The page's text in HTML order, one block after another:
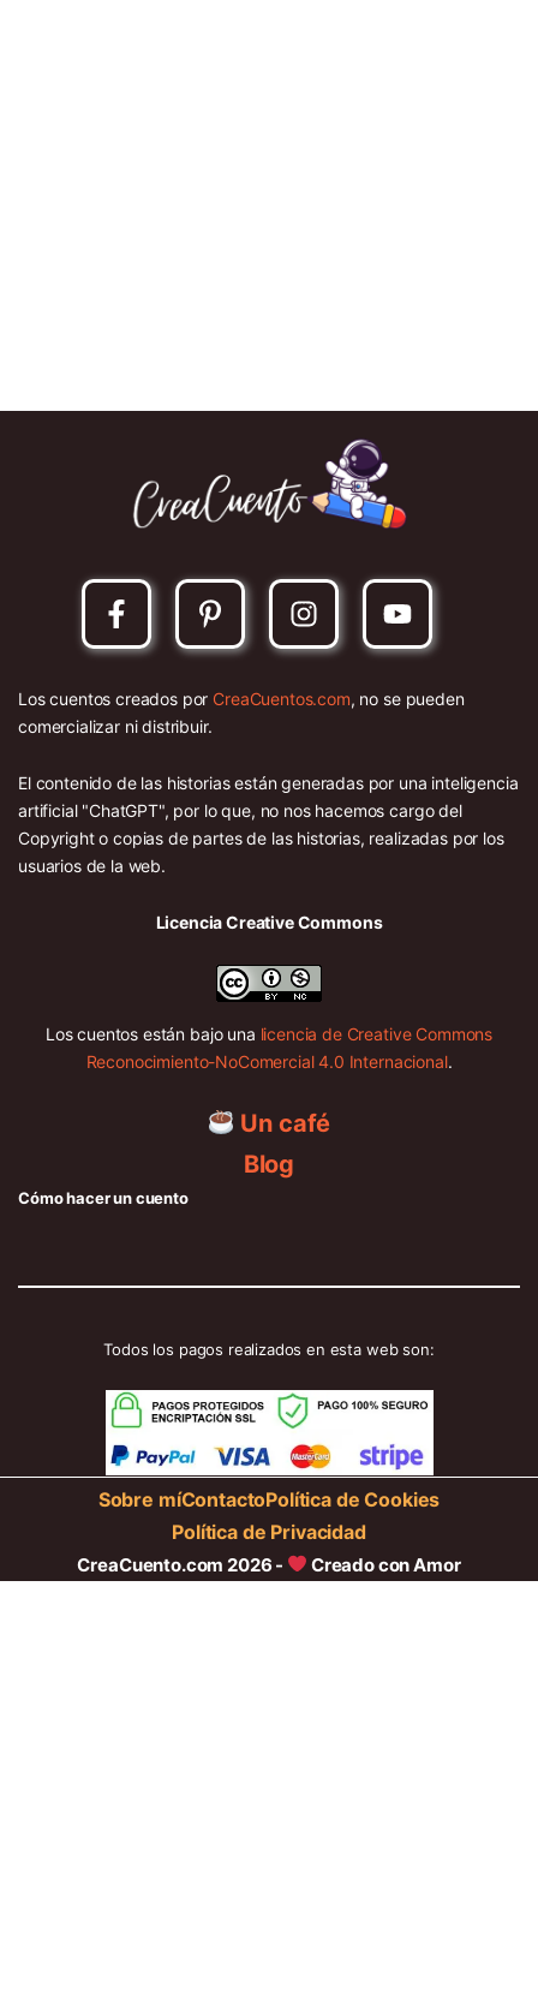
Los cuentos creados por CreaCuentos.com, no se pueden
comercializar ni distribuir.
El contenido de las historias están generadas por una inteligencia
artificial "ChatGPT", por lo que, no nos hacemos cargo del
Copyright o copias de partes de las historias, realizadas por los
usuarios de la web.
Licencia Creative Commons
Los cuentos están bajo una licencia de Creative Commons
Reconocimiento-NoComercial 4.0 Internacional.
Un café
Blog
Cómo hacer un cuento
Todos los pagos realizados en esta web son:
Sobre míContactoPolítica de Cookies
Política de Privacidad
CreaCuento.com 2026 - Creado con Amor